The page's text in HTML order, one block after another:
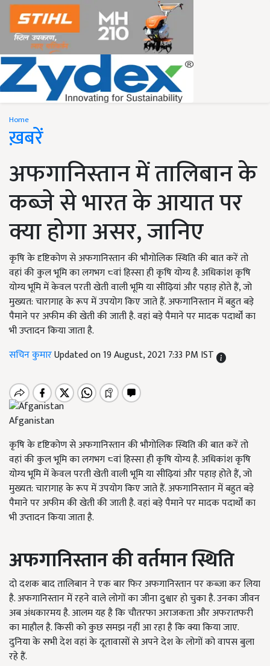
Home
ख़बरें
अफगानिस्तान में तालिबान के
कब्जे से भारत के आयात पर
क्या होगा असर, जानिए
कृषि के दृष्टिकोण से अफगानिस्तान की भौगोलिक स्थिति की बात करें तो
वहां की कुल भूमि का लगभग ८वां हिस्सा ही कृषि योग्य है. अधिकांश कृषि
योग्य भूमि में केवल परती खेती वाली भूमि या सीढ़ियां और पहाड़ होते हैं, जो
मुख्यत: चारागाह के रूप में उपयोग किए जाते हैं. अफगानिस्तान में बहुत बड़े
पैमाने पर अफीम की खेती की जाती है. वहां बड़े पैमाने पर मादक पदार्थों का
भी उप्तादन किया जाता है.
सचिन कुमारUpdated on 19 August, 2021 7:33 PM IST
Afganistan
कृषि के दृष्टिकोण से अफगानिस्तान की भौगोलिक स्थिति की बात करें तो
वहां की कुल भूमि का लगभग ८वां हिस्सा ही कृषि योग्य है. अधिकांश कृषि
योग्य भूमि में केवल परती खेती वाली भूमि या सीढ़ियां और पहाड़ होते हैं, जो
मुख्यत: चारागाह के रूप में उपयोग किए जाते हैं. अफगानिस्तान में बहुत बड़े
पैमाने पर अफीम की खेती की जाती है. वहां बड़े पैमाने पर मादक पदार्थों का
भी उप्तादन किया जाता है.
अफगानिस्तान की वर्तमान स्थिति
दो दशक बाद तालिबान ने एक बार फिर अफगानिस्तान पर कब्जा कर लिया
है. अफगानिस्तान में रहने वाले लोगों का जीना दुश्वार हो चुका है. उनका जीवन
अब अंधकारमय है. आलम यह है कि चौतरफा अराजकता और अफरातफरी
का माहौल है. किसी को कुछ समझ नहीं आ रहा है कि क्या किया जाए.
दुनिया के सभी देश वहां के दूतावासों से अपने देश के लोगों को वापस बुला
रहे हैं.